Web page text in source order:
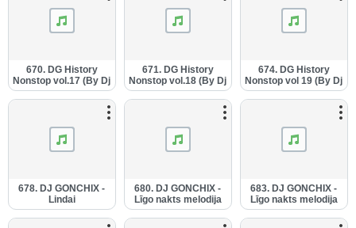
24.04.2014.).mp3
670. DG History
Nonstop vol.17 (By Dj
Gonchix -
20.05.2014.).mp3
671. DG History
Nonstop vol.18 (By Dj
Gonchix -
20.05.2014.).mp3
674. DG History
Nonstop vol 19 (By Dj
Gonchix -
24.05.2014.).mp3
678. DJ GONCHIX -
Lindai
(02.06.2014.).mp3
680. DJ GONCHIX -
Līgo nakts melodija
(08.06.2014.) (1).mp3
683. DJ GONCHIX -
Līgo nakts melodija
(Simply Versija -
19.06.2014.) (1).mp3